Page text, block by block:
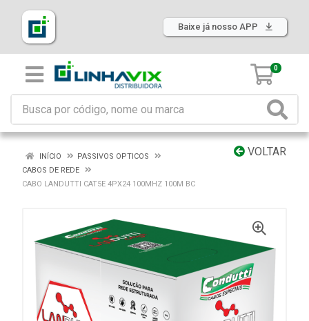
Baixe já nosso APP
0
VOLTAR
INÍCIO
PASSIVOS OPTICOS
CABOS DE REDE
CABO LANDUTTI CAT5E 4PX24 100MHZ 100M BC